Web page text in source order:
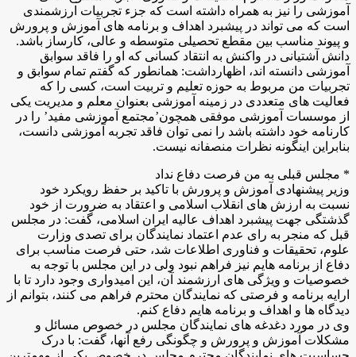
آموزشی را نیز به همراه داشته است که جزء تجربیات ارزشمندی
است که می تواند در پیشبرد اهداف و برنامه های آموزش و پرورش
و پیوند مناسب بین مقطع تحصیلی متوسطه و عالی، کارساز باشد.
دانش آشتیانی در واکنش به انتقاد کسانی که او را فاقد سوابق
آموزشی دانسته اند، اظهارداشت: همانطور که گفتم تمام سوابق و
تجربیات من مربوط به حوزه تعلیم و تربیت است، کسی را که
فعالیت های متعددی در زمینه آموزشی بعنوان معلم و مدیریت یکی
از موسسات آموزشی موفقی همچون’مجتمع آموزشی مفید’ را در
کارنامه خود داشته باشد را نمی توان فاقد تجربه آموزشی دانست،
بنابراین اینگونه نظرات منصفانه نیست.
* مجلس قبلی به من فرصت دفاع نداد
وزیر پیشنهادی آموزش و پرورش با تاکید بر حفظ رویکرد خود
نسبت به ارزش های انقلاب اسلامی و اعتقاد به ضرورت از خود
گذشتگی جهت پیشبرد اهداف عالیه ایران اسلامی، گفت: در مجلس
قبل که منجر به رای عدم اعتماد نمایندگان برای تصدی وزارت
علوم، تحقیقات و فناوری اطلاعات شد، حتی فرصت مناسب برای
دفاع از برنامه هایم نیز فراهم نبود ولی در این مجلس با توجه به
خصوصیات و ویژگی های ارزشمند آن، این امیدواری وجود دارد تا با
ارایه برنامه و فرصتی که نمایندگان محترم فراهم می کنند، بتوانم از
دیدگاه ها و اهداف و برنامه هایم دفاع کنم.
وی در مورد دغدغه های نمایندگان مجلس در خصوص مسائل و
مشکلات آموزش و پرورش و چگونگی رفع آنها، گفت: با درک